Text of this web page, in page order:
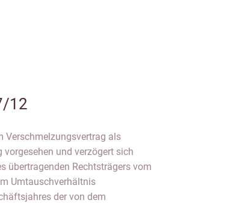
12
Verschmelzungsvertrag als
und verzögert sich
übertragenden Rechtsträgers vom
Umtauschverhältnis
der von dem